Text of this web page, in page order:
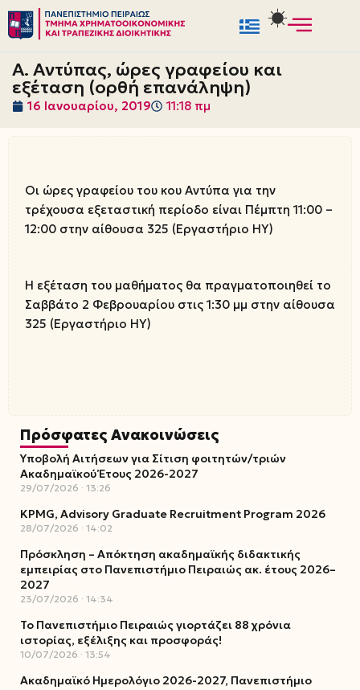
Μεταπηδήστε
στο
περιεχόμενο
Α. Αντύπας, ώρες γραφείου και
εξέταση (ορθή επανάληψη)
16 Ιανουαρίου, 2019 11:18 πμ
Οι ώρες γραφείου του κου Αντύπα για την
τρέχουσα εξεταστική περίοδο είναι Πέμπτη 11:00 –
12:00 στην αίθουσα 325 (Εργαστήριο ΗΥ)
Η εξέταση του μαθήματος θα πραγματοποιηθεί το
Σαββάτο 2 Φεβρουαρίου στις 1:30 μμ στην αίθουσα
325 (Εργαστήριο ΗΥ)
Πρόσφατες Ανακοινώσεις
Υποβολή Αιτήσεων για Σίτιση φοιτητών/τριών
Ακαδημαϊκού Έτους 2026-2027
29/07/2026 13:26
KPMG, Advisory Graduate Recruitment Program 2026
28/07/2026 14:02
Πρόσκληση – Απόκτηση ακαδημαϊκής διδακτικής
εμπειρίας στο Πανεπιστήμιο Πειραιώς ακ. έτους 2026–
2027
23/07/2026 14:34
Το Πανεπιστήμιο Πειραιώς γιορτάζει 88 χρόνια
ιστορίας, εξέλιξης και προσφοράς!
10/07/2026 13:54
Ακαδημαϊκό Ημερολόγιο 2026-2027, Πανεπιστήμιο